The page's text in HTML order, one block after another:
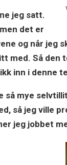
jeg satt.
det er
og når jeg
med. Så
inn i denne
så mye
så jeg ville
jeg jobbet